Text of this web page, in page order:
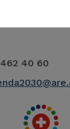
dello
40 60